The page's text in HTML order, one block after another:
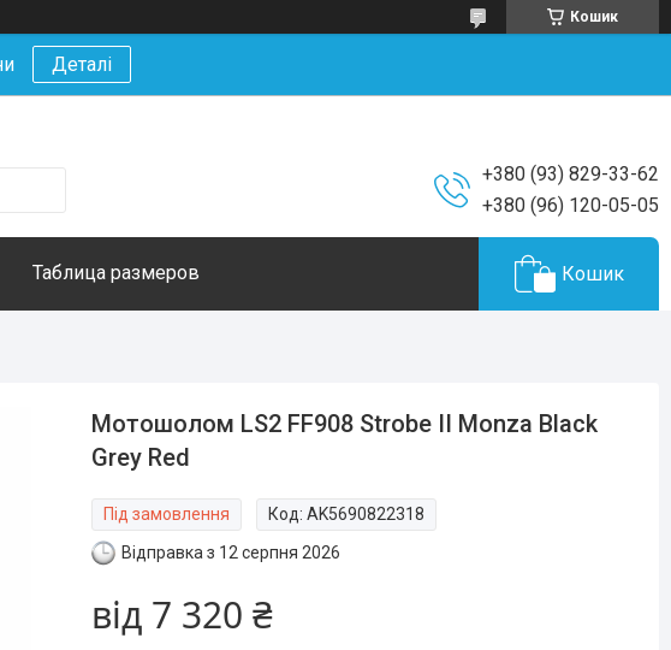
Кошик
Деталі
+380 (93) 829-33-62
+380 (96) 120-05-05
Таблица размеров Кошик
Мотошолом LS2 FF908 Strobe II Monza Black
Grey Red
Під замовлення Код:AK5690822318
Відправка з 12 серпня 2026
від 7 320 ₴